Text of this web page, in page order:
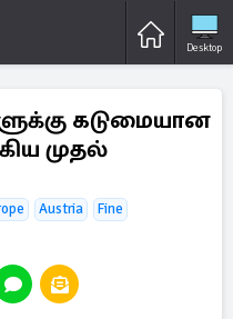
Desktop
கடுமையான
முதல்
Austria
Fine